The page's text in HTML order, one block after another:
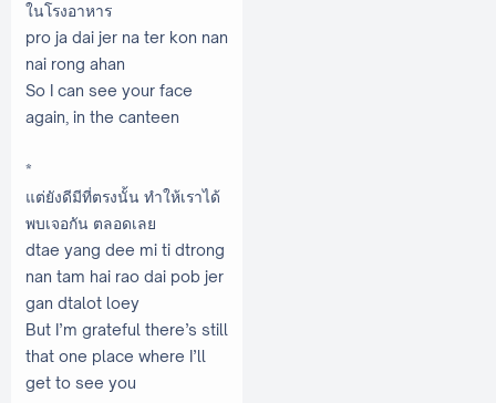
ในโรงอาหาร
pro ja dai jer na ter kon nan
nai rong ahan
So I can see your face
again, in the canteen
*
แต่ยังดีมีที่ตรงนั้น ทำให้เราได้
พบเจอกัน ตลอดเลย
dtae yang dee mi ti dtrong
nan tam hai rao dai pob jer
gan dtalot loey
But I’m grateful there’s still
that one place where I’ll
get to see you